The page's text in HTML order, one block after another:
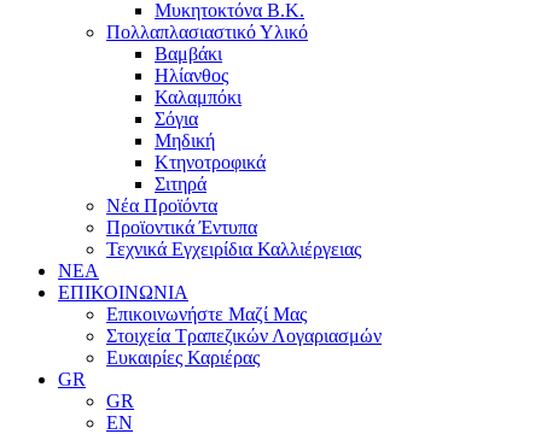
Μυκητοκτόνα Β.Κ.
Πολλαπλασιαστικό Υλικό
Βαμβάκι
Ηλίανθος
Καλαμπόκι
Σόγια
Μηδική
Κτηνοτροφικά
Σιτηρά
Νέα Προϊόντα
Προϊοντικά Έντυπα
Τεχνικά Εγχειρίδια Καλλιέργειας
ΝΕΑ
ΕΠΙΚΟΙΝΩΝΙΑ
Επικοινωνήστε Μαζί Μας
Στοιχεία Τραπεζικών Λογαριασμών
Ευκαιρίες Καριέρας
GR
GR
EN